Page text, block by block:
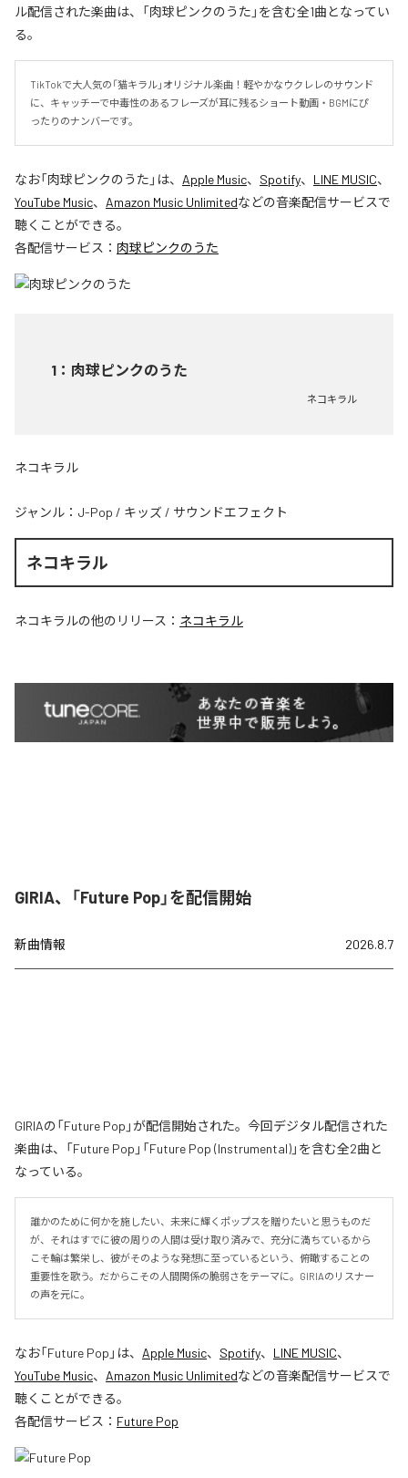
ル配信された楽曲は、「肉球ピンクのうた」を含む全1曲となってい
る。
TikTokで大人気の「猫キラル」オリジナル楽曲！軽やかなウクレレのサウンド
に、キャッチーで中毒性のあるフレーズが耳に残るショート動画・BGMにぴ
ったりのナンバーです。
なお「肉球ピンクのうた 」は、 Apple Music、 Spotify、 LINE MUSIC、
YouTube Music、 Amazon Music Unlimitedなどの音楽配信サービスで
聴くことができる。
各配信サービス： 肉球ピンクのうた
1 ： 肉球ピンクのうた
ネコキラル
ネコキラル
ジャンル： J-Pop / キッズ / サウンドエフェクト
ネコキラル
ネコキラルの他のリリース： ネコキラル
GIRIA、「Future Pop」を配信開始
新曲情報 2026.8.7
GIRIAの「Future Pop」が配信開始された。今回デジタル配信された
楽曲は、「Future Pop」「Future Pop (Instrumental)」を含む全2曲と
なっている。
誰かのために何かを施したい、未来に輝くポップスを贈りたいと思うものだ
が、それはすでに彼の周りの人間は受け取り済みで、充分に満ちているから
こそ輪は繁栄し、彼がそのような発想に至っているという、俯瞰することの
重要性を歌う。だからこその人間関係の脆弱さをテーマに。GIRIAのリスナー
の声を元に。
なお「Future Pop 」は、 Apple Music、 Spotify、 LINE MUSIC、
YouTube Music、 Amazon Music Unlimitedなどの音楽配信サービスで
聴くことができる。
各配信サービス： Future Pop